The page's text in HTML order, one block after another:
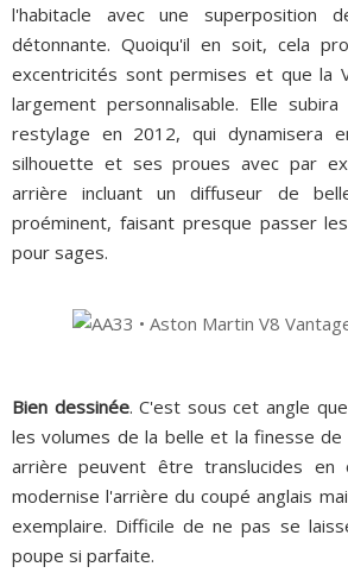
l'habitacle avec une superposition
détonnante. Quoiqu'il en soit, cela
excentricités sont permises et que la
largement personnalisable. Elle
restylage en 2012, qui dynamisera
silhouette et ses proues avec par
arrière incluant un diffuseur de
proéminent, faisant presque passer
pour sages.
Bien dessinée. C'est sous cet angle
les volumes de la belle et la finesse
arrière peuvent être translucides en
modernise l'arrière du coupé anglais
exemplaire. Difficile de ne pas se
poupe si parfaite.